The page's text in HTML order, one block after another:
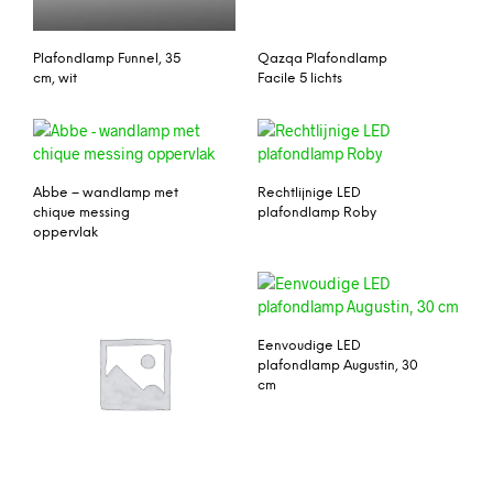
Plafondlamp Funnel, 35
cm, wit
Qazqa Plafondlamp
Facile 5 lichts
Abbe – wandlamp met
chique messing
oppervlak
Rechtlijnige LED
plafondlamp Roby
Eenvoudige LED
plafondlamp Augustin, 30
cm